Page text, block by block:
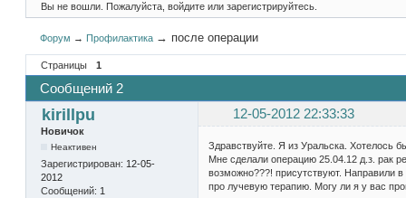
Вы не вошли. Пожалуйста, войдите или зарегистрируйтесь.
Форум → Профилактика → после операции
Страницы 1
Сообщений 2
kirillpu 12-05-2012 22:33:33
Новичок
Неактивен
Зарегистрирован: 12-05-
2012
Сообщений: 1
Здравствуйте. Я из Уральска. Хотелось
Мне сделали операцию 25.04.12 д.з. рак
возможно???! присутствуют. Направили
про лучевую терапию. Могу ли я у вас